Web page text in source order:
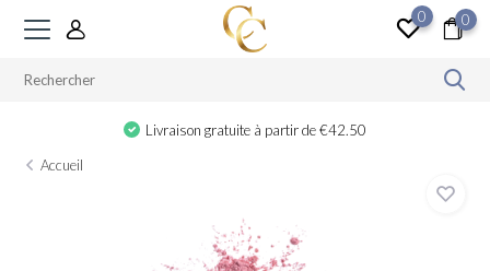
0 0
Livraison gratuite à partir de €42.50
Accueil